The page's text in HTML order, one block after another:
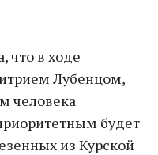
что в ходе
Лубенцом,
человека
будет
из Курской